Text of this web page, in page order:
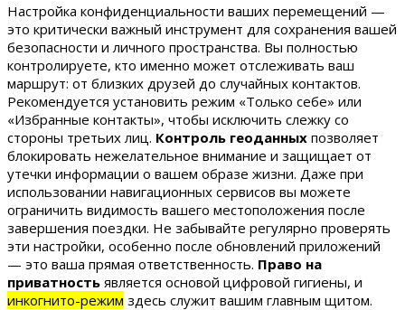
Настройка конфиденциальности ваших перемещений —
это критически важный инструмент для сохранения вашей
безопасности и личного пространства. Вы полностью
контролируете, кто именно может отслеживать ваш
маршрут: от близких друзей до случайных контактов.
Рекомендуется установить режим «Только себе» или
«Избранные контакты», чтобы исключить слежку со
стороны третьих лиц. Контроль геоданных позволяет
блокировать нежелательное внимание и защищает от
утечки информации о вашем образе жизни. Даже при
использовании навигационных сервисов вы можете
ограничить видимость вашего местоположения после
завершения поездки. Не забывайте регулярно проверять
эти настройки, особенно после обновлений приложений
— это ваша прямая ответственность. Право на
приватность является основой цифровой гигиены, и
инкогнито-режим здесь служит вашим главным щитом.